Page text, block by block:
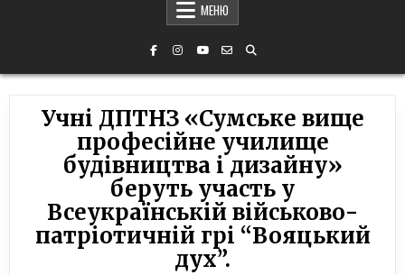
МЕНЮ
Учні ДПТНЗ «Сумське вище
професійне училище
будівництва і дизайну»
беруть участь у
Всеукраїнській військово-
патріотичній грі “Вояцький
дух”.